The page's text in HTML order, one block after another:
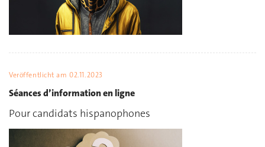
Veröffentlicht am02.11.2023
Séances d’information en ligne
Pour candidats hispanophones